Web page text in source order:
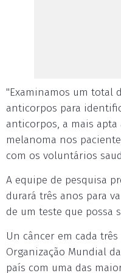
"Examinamos um total
anticorpos para
anticorpos, a mais apta
melanoma nos
com os voluntários
A equipe de pesquisa
durará três anos para
de um teste que possa
Un câncer em cada
Organização Mundial
país com uma das